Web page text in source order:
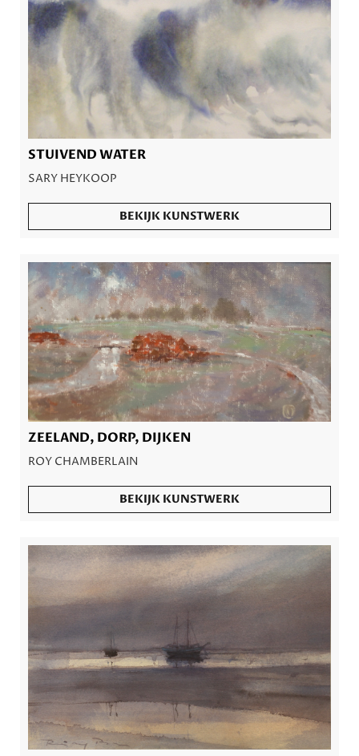
STUIVEND WATER
SARY HEYKOOP
BEKIJK KUNSTWERK
ZEELAND, DORP, DIJKEN
ROY CHAMBERLAIN
BEKIJK KUNSTWERK